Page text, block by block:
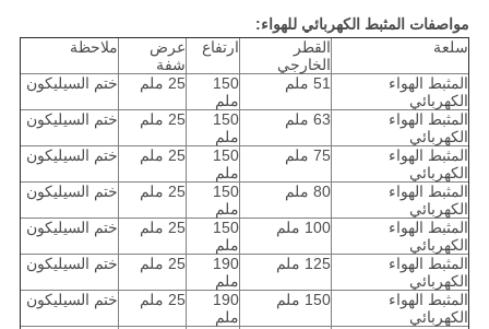
مواصفات المثبط الكهربائي للهواء:
سلعة
القطر
الخارجي
ارتفاع
عرض
شفة
ملاحظة
المثبط الهواء
الكهربائي
51 ملم
150
ملم
25 ملم ختم السيليكون
المثبط الهواء
الكهربائي
63 ملم
150
ملم
25 ملم ختم السيليكون
المثبط الهواء
الكهربائي
75 ملم
150
ملم
25 ملم ختم السيليكون
المثبط الهواء
الكهربائي
80 ملم
150
ملم
25 ملم ختم السيليكون
المثبط الهواء
الكهربائي
100 ملم
150
ملم
25 ملم ختم السيليكون
المثبط الهواء
الكهربائي
125 ملم
190
ملم
25 ملم ختم السيليكون
المثبط الهواء
الكهربائي
150 ملم
190
ملم
25 ملم ختم السيليكون